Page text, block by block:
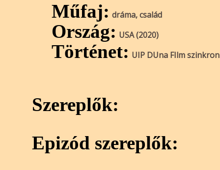
Műfaj: dráma, család
Ország: USA (2020)
Történet: UIP DUna FIlm szinkron
Szereplők:
Epizód szereplők: